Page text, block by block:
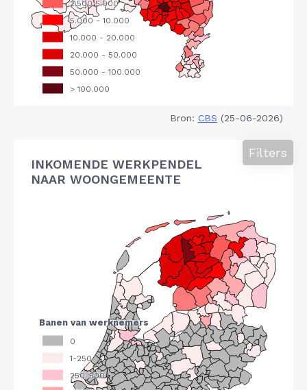
Bron: CBS (25-06-2026)
INKOMENDE WERKPENDEL
NAAR WOONGEMEENTE
Filters